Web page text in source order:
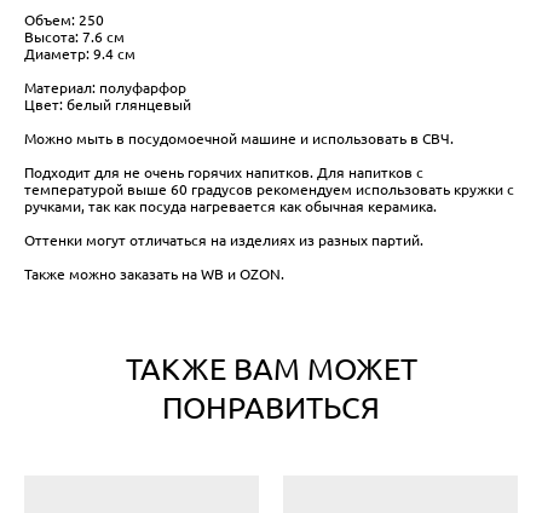
Объем: 250
Высота: 7.6 см
Диаметр: 9.4 см
Материал: полуфарфор
Цвет: белый глянцевый
Можно мыть в посудомоечной машине и использовать в СВЧ.
Подходит для не очень горячих напитков. Для напитков с
температурой выше 60 градусов рекомендуем использовать кружки с
ручками, так как посуда нагревается как обычная керамика.
Оттенки могут отличаться на изделиях из разных партий.
Также можно заказать на WB и OZON.
ТАКЖЕ ВАМ МОЖЕТ
ПОНРАВИТЬСЯ